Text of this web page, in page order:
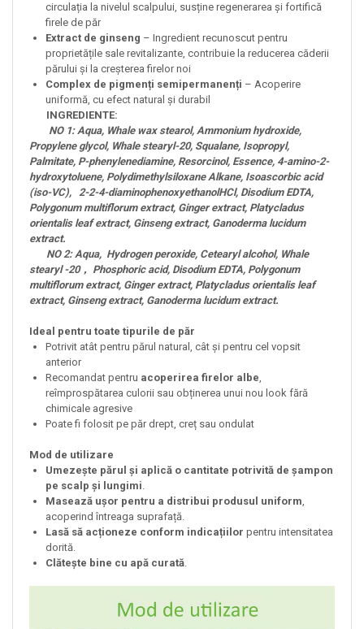
circulația la nivelul scalpului, susține regenerarea și fortifică
firele de păr
Extract de ginseng – Ingredient recunoscut pentru
proprietățile sale revitalizante, contribuie la reducerea căderii
părului și la creșterea firelor noi
Complex de pigmenți semipermanenți – Acoperire
uniformă, cu efect natural și durabil
INGREDIENTE:
NO 1: Aqua, Whale wax stearol, Ammonium hydroxide,
Propylene glycol, Whale stearyl-20, Squalane, Isopropyl,
Palmitate, P-phenylenediamine, Resorcinol, Essence, 4-amino-2-
hydroxytoluene, Polydimethylsiloxane Alkane, Isoascorbic acid
(iso-VC), 2-2-4-diaminophenoxyethanolHCl, Disodium EDTA,
Polygonum multiflorum extract, Ginger extract, Platycladus
orientalis leaf extract, Ginseng extract, Ganoderma lucidum
extract.
NO 2: Aqua, Hydrogen peroxide, Cetearyl alcohol, Whale
stearyl -20， Phosphoric acid, Disodium EDTA, Polygonum
multiflorum extract, Ginger extract, Platycladus orientalis leaf
extract, Ginseng extract, Ganoderma lucidum extract.
Ideal pentru toate tipurile de păr
Potrivit atât pentru părul natural, cât și pentru cel vopsit
anterior
Recomandat pentru acoperirea firelor albe,
reîmprospătarea culorii sau obținerea unui nou look fără
chimicale agresive
Poate fi folosit pe păr drept, creț sau ondulat
Mod de utilizare
Umezește părul și aplică o cantitate potrivită de șampon
pe scalp și lungimi.
Masează ușor pentru a distribui produsul uniform,
acoperind întreaga suprafață.
Lasă să acționeze conform indicațiilor pentru intensitatea
dorită.
Clătește bine cu apă curată.